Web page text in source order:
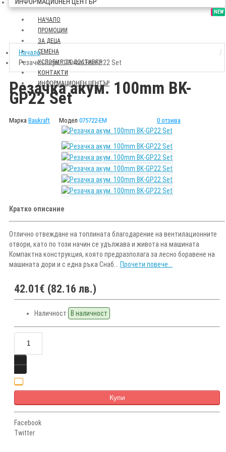
ИНФОРМАЦИОНЕН ЦЕНТЪР
НАЧАЛО
SALE
ПРОМОЦИИ
NEW
ЗА ДЕЦА
СЕМЕНА
УСЛОВИЯ ЗА ДОСТАВКА
КОНТАКТИ
ИНФОРМАЦИОНЕН ЦЕНТЪР
Начало
Резачка акум. 100mm BK-GP22 Set
Резачка акум. 100mm BK-
GP22 Set
Марка Baukraft Модел 075722-EM 0 отзива
Кратко описание
Отлично отвеждане на топлината благодарение на вентилационните
отвори, като по този начин се удължава и живота на машината
Компактна конструкция, която предразполага за лесно боравене на
машината дори и с една ръка Снаб... Прочети повече...
42.01€ (82.16 лв.)
Наличност В наличност
Купи
Facebook
Twitter